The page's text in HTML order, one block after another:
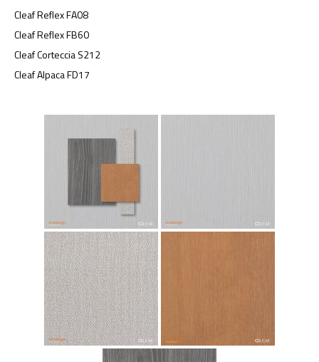
Cleaf Reflex FA08
Cleaf Reflex FB60
Cleaf Corteccia S212
Cleaf Alpaca FD17